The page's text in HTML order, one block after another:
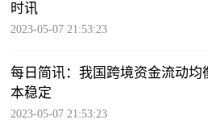
时讯
2023-05-07 21:53:23
每日简讯：我国跨境资金流动均
本稳定
2023-05-07 21:53:23